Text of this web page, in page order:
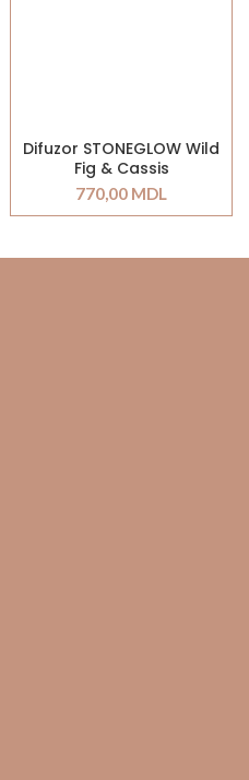
Difuzor STONEGLOW Wild
Fig & Cassis
770,00 MDL